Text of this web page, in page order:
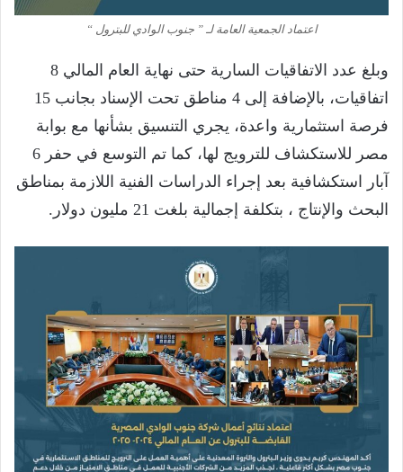
اعتماد الجمعية العامة لـ ” جنوب الوادي للبترول “
وبلغ عدد الاتفاقيات السارية حتى نهاية العام المالي 8
اتفاقيات، بالإضافة إلى 4 مناطق تحت الإسناد بجانب 15
فرصة استثمارية واعدة، يجري التنسيق بشأنها مع بوابة
مصر للاستكشاف للترويج لها، كما تم التوسع في حفر 6
آبار استكشافية بعد إجراء الدراسات الفنية اللازمة بمناطق
البحث والإنتاج ، بتكلفة إجمالية بلغت 21 مليون دولار.